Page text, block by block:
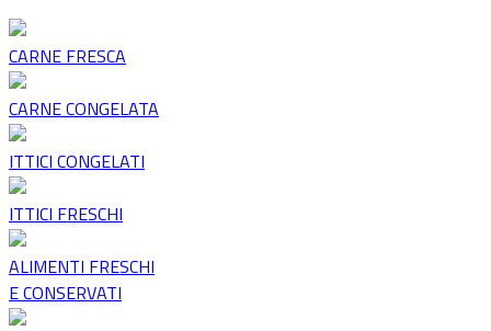
CARNE FRESCA
CARNE CONGELATA
ITTICI CONGELATI
ITTICI FRESCHI
ALIMENTI FRESCHI
E CONSERVATI